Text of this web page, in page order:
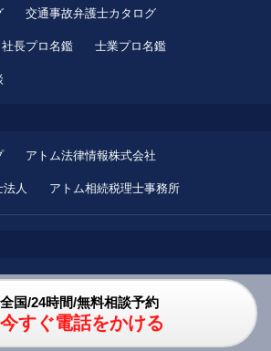
交通事故弁護士カタログ
社長プロ名鑑 士業プロ名鑑
アトム法律情報株式会社
人 アトム相続税理士事務所
全国/24時間/無料相談予約
今すぐ電話をかける